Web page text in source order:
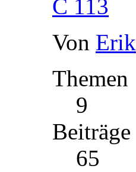
C 113
Von Erik
Themen
9
Beiträge
65